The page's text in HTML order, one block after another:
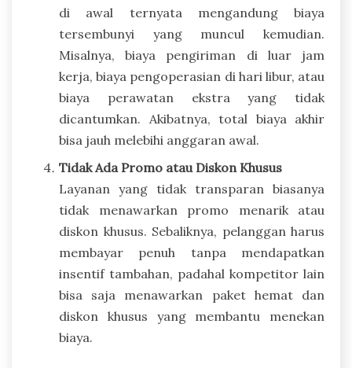
di awal ternyata mengandung biaya
tersembunyi yang muncul kemudian.
Misalnya, biaya pengiriman di luar jam
kerja, biaya pengoperasian di hari libur, atau
biaya perawatan ekstra yang tidak
dicantumkan. Akibatnya, total biaya akhir
bisa jauh melebihi anggaran awal.
Tidak Ada Promo atau Diskon Khusus
Layanan yang tidak transparan biasanya
tidak menawarkan promo menarik atau
diskon khusus. Sebaliknya, pelanggan harus
membayar penuh tanpa mendapatkan
insentif tambahan, padahal kompetitor lain
bisa saja menawarkan paket hemat dan
diskon khusus yang membantu menekan
biaya.